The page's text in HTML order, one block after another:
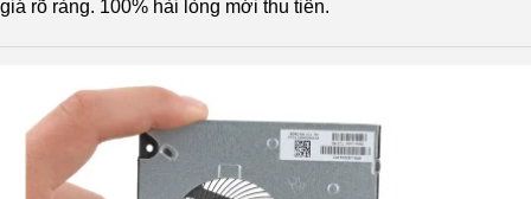
giá rõ ràng. 100% hài lòng mới thu tiền.